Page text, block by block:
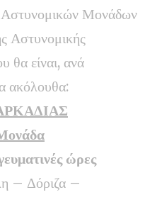
Αστυνομικών Μονάδων
Αστυνομικής
θα είναι, ανά
ακόλουθα:
ΑΡΚΑΔΙΑΣ
ώρες
– Δόριζα –